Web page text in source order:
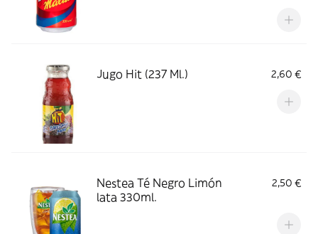
Jugo Hit (237 Ml.) 2,60 €
Nestea Té Negro Limón
lata 330ml.
2,50 €